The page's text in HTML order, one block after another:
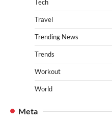
Tech
Travel
Trending News
Trends
Workout
World
Meta